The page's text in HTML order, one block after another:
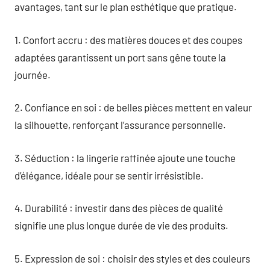
avantages, tant sur le plan esthétique que pratique.
1. Confort accru : des matières douces et des coupes
adaptées garantissent un port sans gêne toute la
journée.
2. Confiance en soi : de belles pièces mettent en valeur
la silhouette, renforçant l’assurance personnelle.
3. Séduction : la lingerie raffinée ajoute une touche
d’élégance, idéale pour se sentir irrésistible.
4. Durabilité : investir dans des pièces de qualité
signifie une plus longue durée de vie des produits.
5. Expression de soi : choisir des styles et des couleurs